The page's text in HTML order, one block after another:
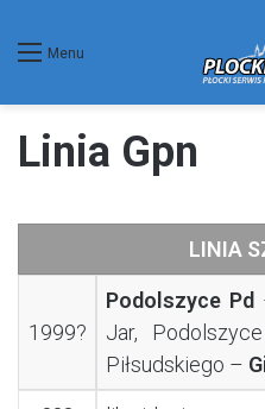
Menu
Linia Gpn
LINIA
1999?
Podolszyce Pd
Jar,
Piłsudskiego –